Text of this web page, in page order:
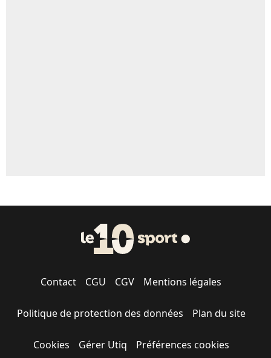
Contact CGU CGV Mentions légales
Politique de protection des données Plan du site
Cookies Gérer Utiq Préférences cookies